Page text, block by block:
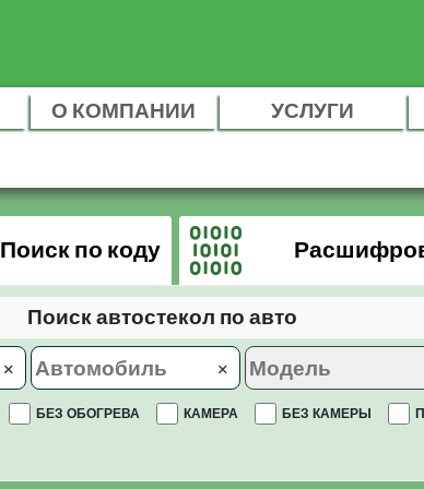
О КОМПАНИИ УСЛУГИ
Поиск по коду
Поиск автостекол по авто
× ×
БЕЗ ОБОГРЕВА КАМЕРА БЕЗ КАМЕРЫ